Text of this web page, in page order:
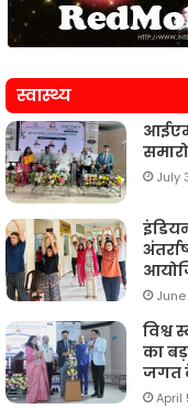
स्वास्थ्य
July
विश्व
का
जगत
April